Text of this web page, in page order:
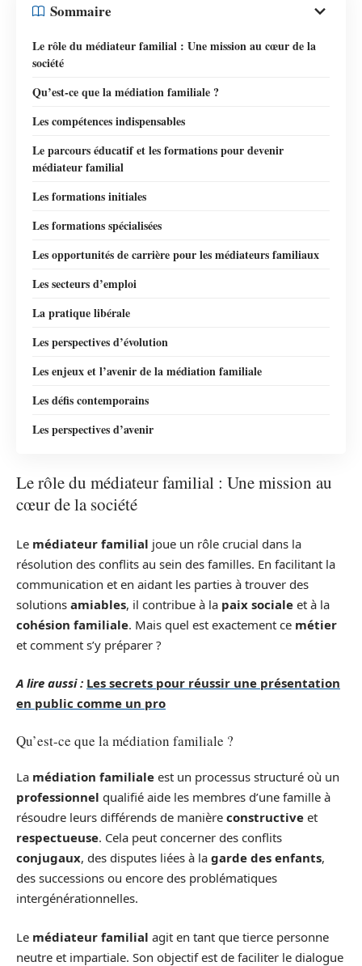
Sommaire
Le rôle du médiateur familial : Une mission au cœur de la
société
Qu’est-ce que la médiation familiale ?
Les compétences indispensables
Le parcours éducatif et les formations pour devenir
médiateur familial
Les formations initiales
Les formations spécialisées
Les opportunités de carrière pour les médiateurs familiaux
Les secteurs d’emploi
La pratique libérale
Les perspectives d’évolution
Les enjeux et l’avenir de la médiation familiale
Les défis contemporains
Les perspectives d’avenir
Le rôle du médiateur familial : Une mission au
cœur de la société
Le médiateur familial joue un rôle crucial dans la
résolution des conflits au sein des familles. En facilitant la
communication et en aidant les parties à trouver des
solutions amiables, il contribue à la paix sociale et à la
cohésion familiale. Mais quel est exactement ce métier
et comment s’y préparer ?
A lire aussi : Les secrets pour réussir une présentation
en public comme un pro
Qu’est-ce que la médiation familiale ?
La médiation familiale est un processus structuré où un
professionnel qualifié aide les membres d’une famille à
résoudre leurs différends de manière constructive et
respectueuse. Cela peut concerner des conflits
conjugaux, des disputes liées à la garde des enfants,
des successions ou encore des problématiques
intergénérationnelles.
Le médiateur familial agit en tant que tierce personne
neutre et impartiale. Son objectif est de faciliter le dialogue